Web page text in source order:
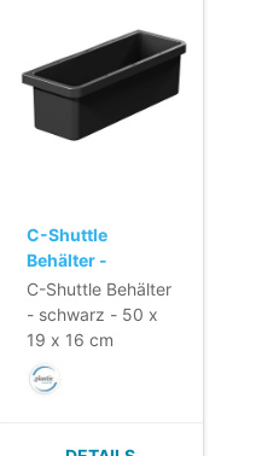
C-Shuttle
Behälter -
schwarz - 50 x 19
x 16 cm
C-Shuttle Behälter
- schwarz - 50 x
19 x 16 cm